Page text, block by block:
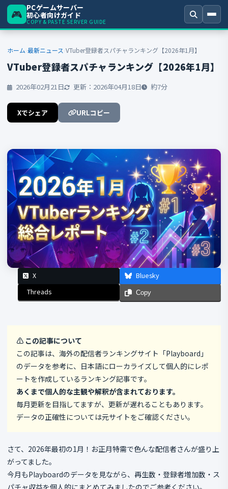
🎮 PCゲームサーバー
初心者向けガイド
COPY & PASTE SERVER GUIDE
ホーム 最新ニュース VTuber登録者スパチャランキング【2026年1月】
VTuber登録者スパチャランキング【2026年1月】
2026年02月21日 更新：2026年04月18日 約7分
Xでシェア URLコピー
X
Bluesky
Threads
Copy
⚠️ この記事について
この記事は、海外の配信者ランキングサイト「Playboard」
のデータを参考に、日本語にローカライズして個人的にレポ
ートを作成しているランキング記事です。
あくまで個人的な主観や解釈が含まれております。
毎月更新を目指してますが、更新が遅れることもあります。
データの正確性については元サイトをご確認ください。
さて、2026年最初の1月！お正月特需で色んな配信者さんが盛り上
がってました。
今月もPlayboardのデータを見ながら、再生数・登録者増加数・ス
パチャ収益を個人的にまとめてみましたのでご参考ください。